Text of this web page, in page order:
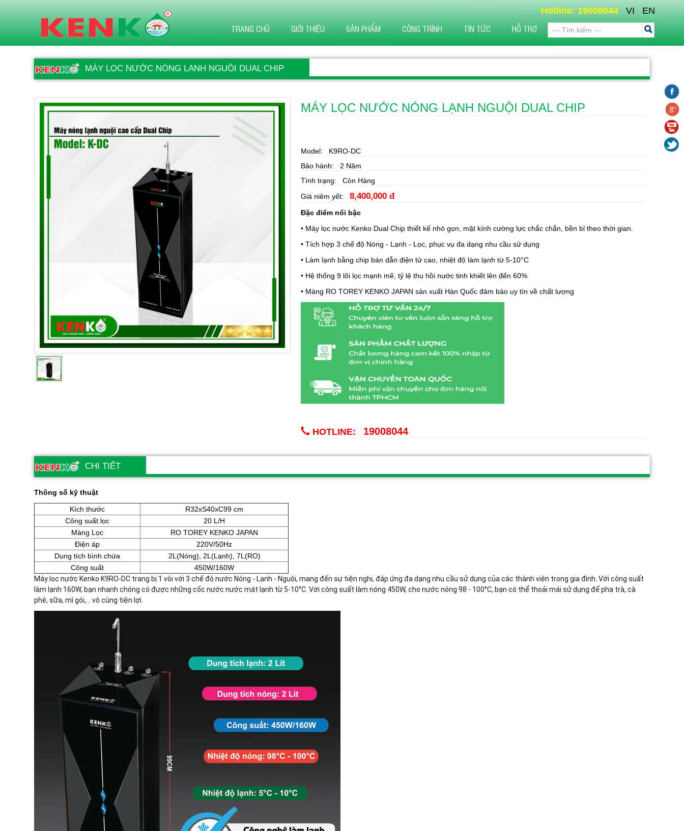
Hotline: 19008044 VI EN
TRANG CHỦ GIỚI THIỆU SẢN PHẨM CÔNG TRÌNH TIN TỨC HỖ TRỢ
MÁY LỌC NƯỚC NÓNG LẠNH NGUỘI DUAL CHIP
MÁY LỌC NƯỚC NÓNG LẠNH NGUỘI DUAL CHIP
Model: K9RO-DC
Bảo hành: 2 Năm
Tình trạng: Còn Hàng
Giá niêm yết:8,400,000 đ
Đặc điểm nổi bậc
• Máy lọc nước Kenko Dual Chip thiết kế nhỏ gọn, mặt kính cường lực chắc chắn, bền bỉ theo thời gian.
• Tích hợp 3 chế độ Nóng - Lạnh - Lọc, phục vụ đa dạng nhu cầu sử dụng
• Làm lạnh bằng chip bán dẫn điện tử cao, nhiệt độ làm lạnh từ 5-10°C
• Hệ thống 9 lõi lọc mạnh mẽ, tỷ lệ thu hồi nước tinh khiết lên đến 60%
• Màng RO TOREY KENKO JAPAN sản xuất Hàn Quốc đảm bảo uy tín về chất lượng
HOTLINE: 19008044
CHI TIẾT
Thông số kỹ thuật
Kích thước
R32xS40xC99 cm
Công suất lọc
20 L/H
Màng Lọc
RO TOREY KENKO JAPAN
Điện áp
220V/50Hz
Dung tích bình chứa
2L(Nóng), 2L(Lạnh), 7L(RO)
Công suất
450W/160W
Máy lọc nước Kenko K9RO-DC trang bị 1 vòi với 3 chế độ nước Nóng - Lạnh - Nguội, mang đến sự tiện nghi, đáp ứng đa dạng nhu cầu sử dụng của các thành viên trong gia đình. Với công suất
làm lạnh 160W, bạn nhanh chóng có được những cốc nước nước mát lạnh từ 5-10°C. Với công suất làm nóng 450W, cho nước nóng 98 - 100°C, bạn có thể thoải mái sử dụng để pha trà, cà
phê, sữa, mì gói,... vô cùng tiện lợi.